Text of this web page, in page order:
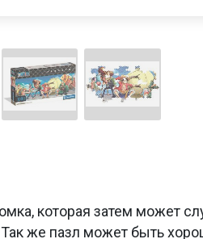
которая затем может
же пазл может быть